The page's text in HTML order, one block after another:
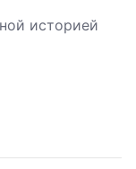
историей